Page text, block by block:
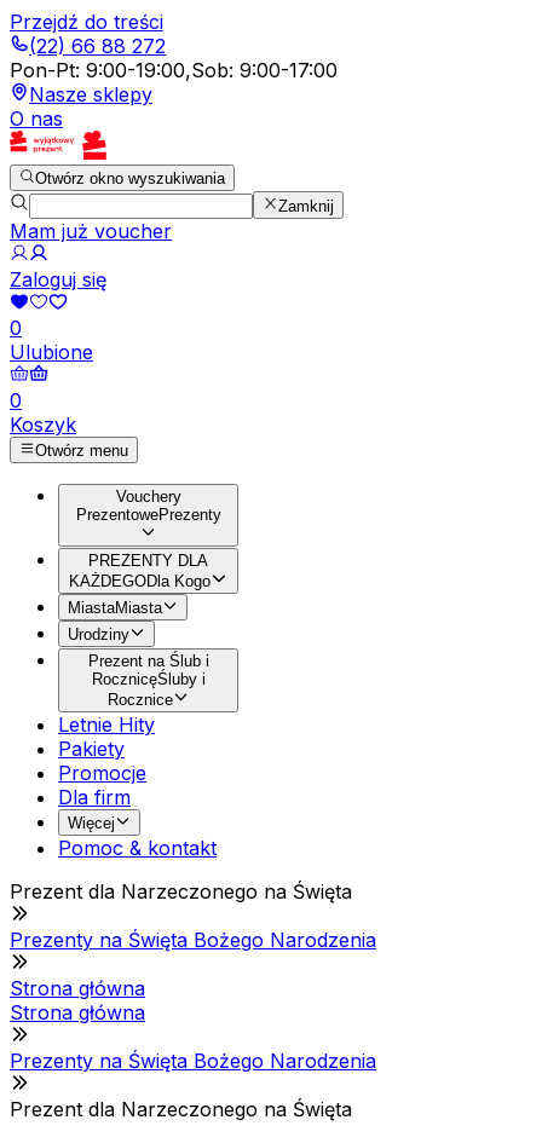
Przejdź do treści
(22) 66 88 272
Pon-Pt: 9:00-19:00,Sob: 9:00-17:00
Nasze sklepy
O nas
Otwórz okno wyszukiwania
Zamknij
Mam już voucher
Zaloguj się
0
Ulubione
0
Koszyk
Otwórz menu
Vouchery
PrezentowePrezenty
PREZENTY DLA
KAŻDEGODla Kogo
MiastaMiasta
Urodziny
Prezent na Ślub i
RocznicęŚluby i
Rocznice
Letnie Hity
Pakiety
Promocje
Dla firm
Więcej
Pomoc & kontakt
Prezent dla Narzeczonego na Święta
Prezenty na Święta Bożego Narodzenia
Strona główna
Strona główna
Prezenty na Święta Bożego Narodzenia
Prezent dla Narzeczonego na Święta